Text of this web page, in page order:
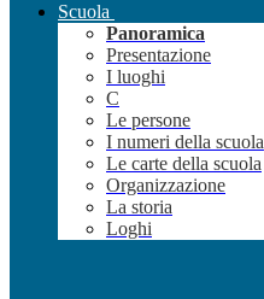
Scuola
Panoramica
Presentazione
I luoghi
C
Le persone
I numeri della scuola
Le carte della scuola
Organizzazione
La storia
Loghi